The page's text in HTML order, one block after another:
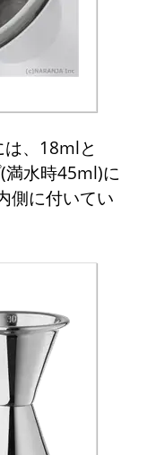
、18mlと
水時45ml)に
側に付いてい